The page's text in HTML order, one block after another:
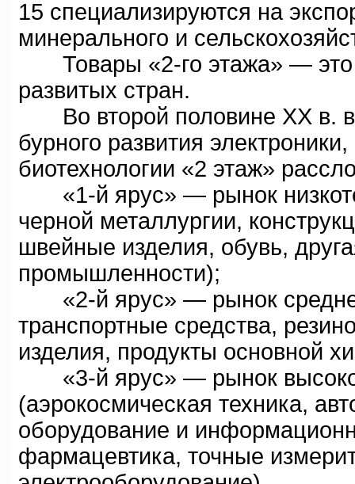
15 специализируются на
минерального и
Товары «2-го этажа» — это
развитых стран.
Во второй половине XX в. в
бурного развития
биотехнологии «2 этаж»
«1-й ярус» — рынок
черной металлургии,
швейные изделия, обувь,
промышленности);
«2-й ярус» — рынок
транспортные средства,
изделия, продукты основной
«3-й ярус» — рынок
(аэрокосмическая техника,
оборудование и
фармацевтика, точные